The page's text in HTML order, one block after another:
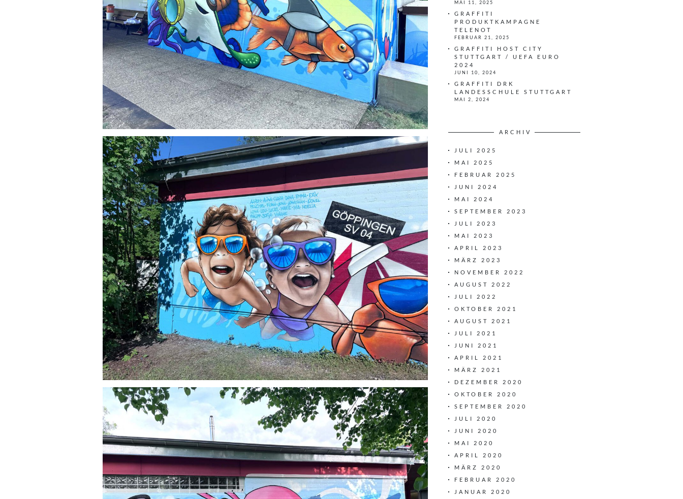
MAI 11, 2025
GRAFFITI
PRODUKTKAMPAGNE
TELENOT
FEBRUAR 21, 2025
GRAFFITI HOST CITY
STUTTGART / UEFA EURO
2024
JUNI 10, 2024
GRAFFITI DRK
LANDESSCHULE STUTTGART
MAI 2, 2024
ARCHIV
JULI 2025
MAI 2025
FEBRUAR 2025
JUNI 2024
MAI 2024
SEPTEMBER 2023
JULI 2023
MAI 2023
APRIL 2023
MÄRZ 2023
NOVEMBER 2022
AUGUST 2022
JULI 2022
OKTOBER 2021
AUGUST 2021
JULI 2021
JUNI 2021
APRIL 2021
MÄRZ 2021
DEZEMBER 2020
OKTOBER 2020
SEPTEMBER 2020
JULI 2020
JUNI 2020
MAI 2020
APRIL 2020
MÄRZ 2020
FEBRUAR 2020
JANUAR 2020